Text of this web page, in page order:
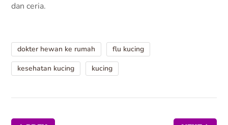
dan ceria.
dokter hewan ke rumah
flu kucing
kesehatan kucing
kucing